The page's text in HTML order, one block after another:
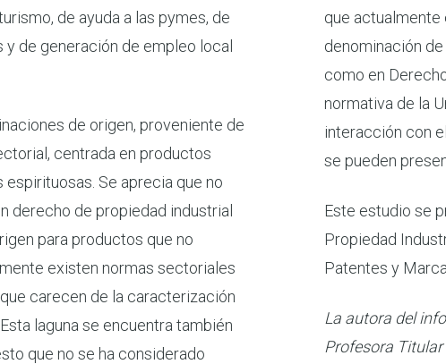
de ayuda a las pymes, de
de generación de empleo local
de origen, proveniente de
centrada en productos
Se aprecia que no
derecho de propiedad industrial
para productos que no
existen normas sectoriales
carecen de la caracterización
laguna se encuentra también
que no se ha considerado
que
denominación
como en
normativa de la
interacción con
se pueden
Este estudio se
Propiedad
Patentes y
La autora del
Profesora